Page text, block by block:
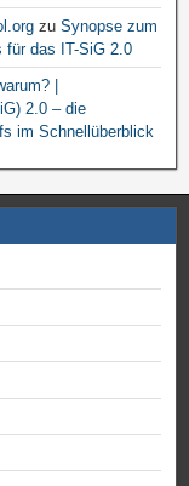
zu Synopse zum
für das IT-SiG 2.0
|
2.0 – die
im Schnellüberblick